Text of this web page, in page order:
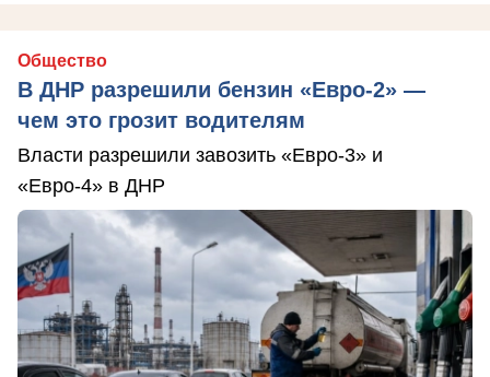
Общество
В ДНР разрешили бензин «Евро-2» —
чем это грозит водителям
Власти разрешили завозить «Евро-3» и
«Евро-4» в ДНР